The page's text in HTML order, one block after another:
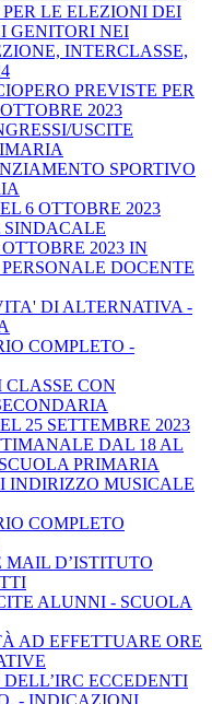
PER LE ELEZIONI DEI
GENITORI NEI
INTERCLASSE,
PREVISTE PER
2023
USCITE
SPORTIVO
6 OTTOBRE 2023
SINDACALE
2023 IN
DOCENTE
DI ALTERNATIVA -
COMPLETO -
CLASSE CON
25 SETTEMBRE 2023
DAL 18 AL
PRIMARIA
INDIRIZZO MUSICALE
COMPLETO
MAIL D’ISTITUTO
ALUNNI - SCUOLA
AD EFFETTUARE ORE
ECCEDENTI